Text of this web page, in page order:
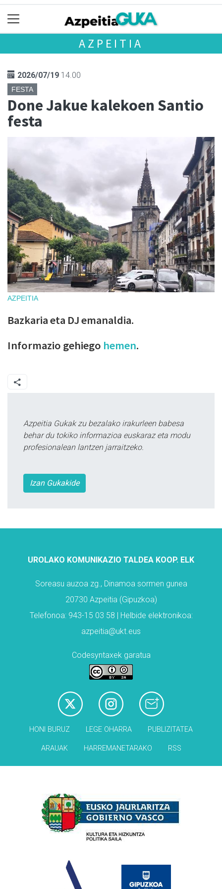
AZPEITIA
2026/07/19 14.00
FESTA
Done Jakue kalekoen Santio
festa
AZPEITIA
Bazkaria eta DJ emanaldia.
Informazio gehiego hemen.
Azpeitia Gukak zu bezalako irakurleen babesa
behar du tokiko informazioa euskaraz eta modu
profesionalean lantzen jarraitzeko.
Izan Gukakide
UROLAKO KOMUNIKAZIO TALDEA KOOP. ELK
Soreasu auzoa zg., Dinamoa sormen gunea
20730 Azpeitia (Gipuzkoa)
Telefonoa: 943-15 03 58 | Helbide elektronikoa:
azpeitia@ukt.eus
Codesyntaxek garatua
HONI BURUZ LEGE OHARRA PUBLIZITATEA
ARAUAK HARREMANETARAKO RSS